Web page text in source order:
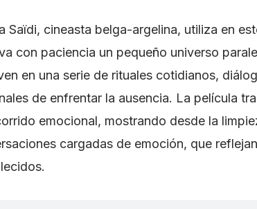
Saïdi, cineasta belga-argelina, utiliza en
con paciencia un pequeño universo
en una serie de rituales cotidianos,
de enfrentar la ausencia. La película
emocional, mostrando desde la
cargadas de emoción, que